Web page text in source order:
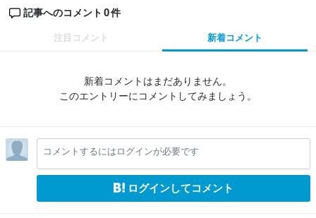
記事へのコメント 0件
注目コメント 新着コメント
新着コメントはまだありません。
このエントリーにコメントしてみましょう。
コメントするにはログインが必要です
ログインしてコメント